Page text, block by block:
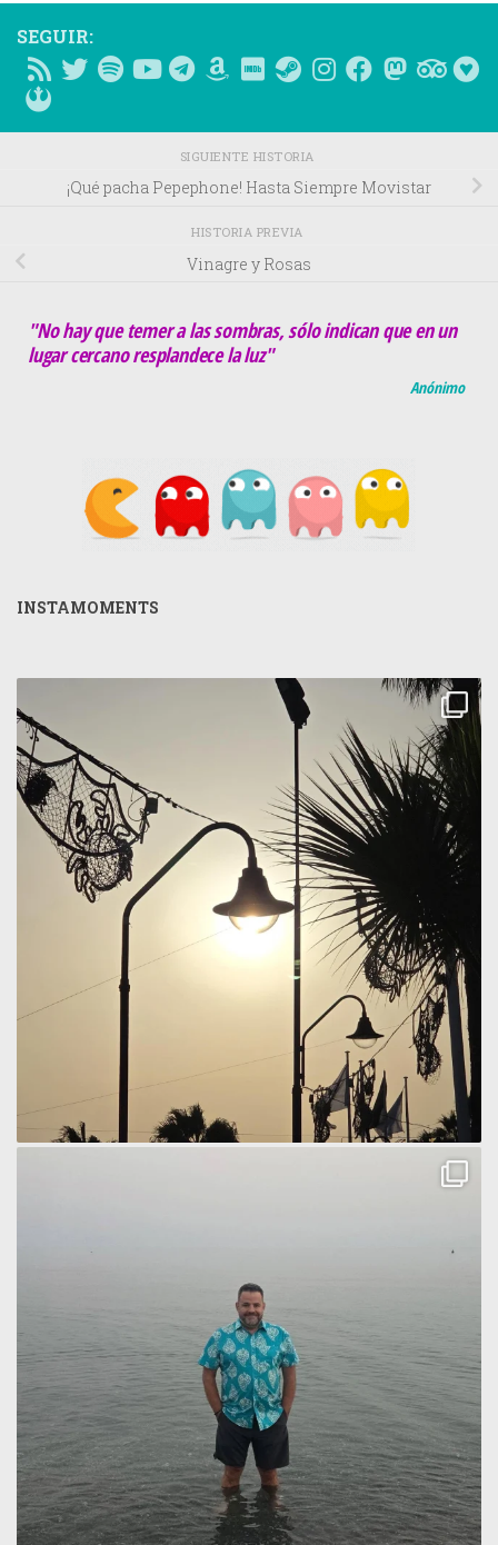
SEGUIR:
SIGUIENTE HISTORIA
¡Qué pacha Pepephone! Hasta Siempre Movistar
HISTORIA PREVIA
Vinagre y Rosas
"No hay que temer a las sombras, sólo indican que en un
lugar cercano resplandece la luz"
Anónimo
INSTAMOMENTS